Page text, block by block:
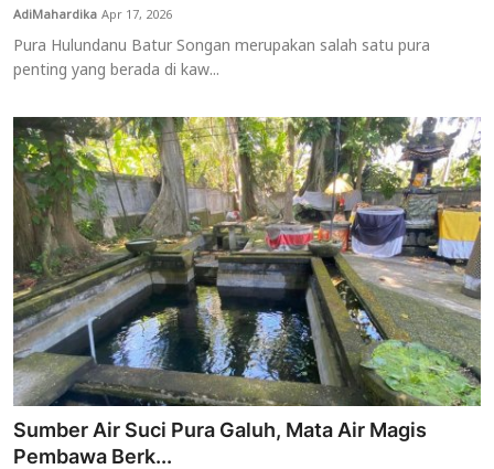
AdiMahardikaApr 17, 2026
Pura Hulundanu Batur Songan merupakan salah satu pura
penting yang berada di kaw...
Sumber Air Suci Pura Galuh, Mata Air Magis
Pembawa Berk...